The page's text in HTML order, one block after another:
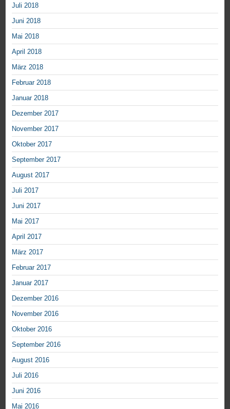
Juli 2018
Juni 2018
Mai 2018
April 2018
März 2018
Februar 2018
Januar 2018
Dezember 2017
November 2017
Oktober 2017
September 2017
August 2017
Juli 2017
Juni 2017
Mai 2017
April 2017
März 2017
Februar 2017
Januar 2017
Dezember 2016
November 2016
Oktober 2016
September 2016
August 2016
Juli 2016
Juni 2016
Mai 2016